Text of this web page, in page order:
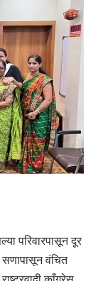
परिवारपासून दूर
वंचित